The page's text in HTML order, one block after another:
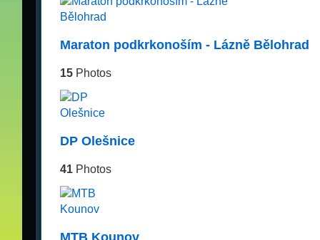
Maraton podkrkonoším - Lázně Bělohrad
15Photos
DP Olešnice
41Photos